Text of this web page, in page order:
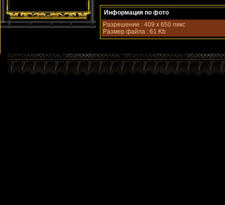
Информaция по фото
Разрешение : 409 x 650 пикс
Размeр файла : 61 Kb